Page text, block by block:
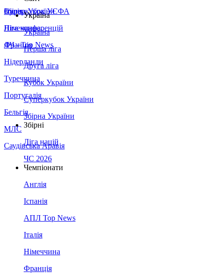
Збірна України
Італія
Німеччина
Франція
Нідерланди
Туреччина
Португалія
Бельгія
МЛС
Саудівська Аравія
Суперкубок УЄФА
Ліга конференцій
ЛЧ - Top News
Україна
Україна
Перша ліга
Друга ліга
Кубок України
Суперкубок України
Збірна України
Збірні
Ліга націй
ЧС 2026
Чемпіонати
Англія
Іспанія
АПЛ Top News
Італія
Німеччина
Франція